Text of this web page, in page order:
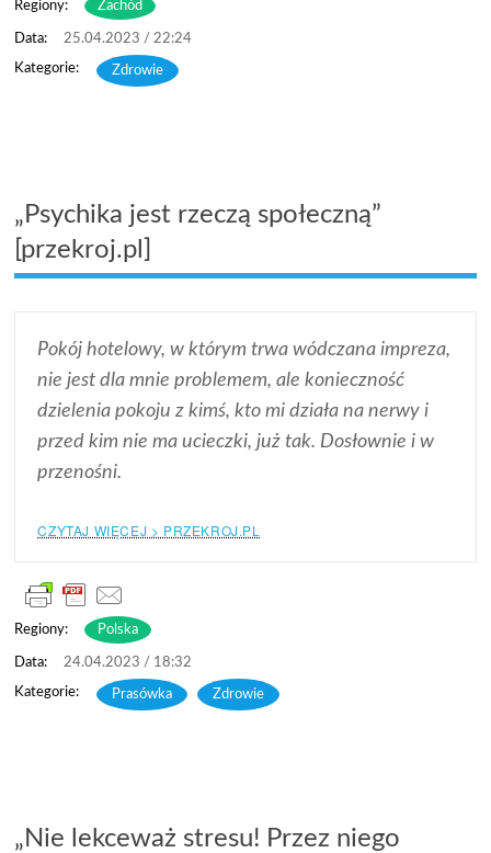
Regiony: Zachód
25.04.2023 / 22:24
Zdrowie
„Psychika jest rzeczą społeczną”
[przekroj.pl]
Pokój hotelowy, w którym trwa wódczana impreza,
nie jest dla mnie problemem, ale konieczność
dzielenia pokoju z kimś, kto mi działa na nerwy i
przed kim nie ma ucieczki, już tak. Dosłownie i w
przenośni.
CZYTAJ WIĘCEJ > PRZEKROJ.PL
Regiony: Polska
24.04.2023 / 18:32
Prasówka , Zdrowie
„Nie lekceważ stresu! Przez niego